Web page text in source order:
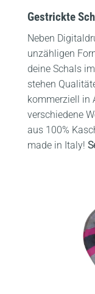
Gestrickte
Neben
unzähligen
deine Schals
stehen
kommerziell in
verschiedene
aus 100%
made in Italy!